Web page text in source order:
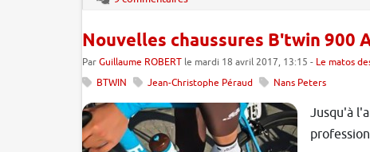
Nouvelles chaussures B'twin 900
Par Guillaume ROBERT le mardi 18 avril 2017, 13:15 - Le matos
BTWIN
Jean-Christophe Péraud Nans Peters
Jusqu'à